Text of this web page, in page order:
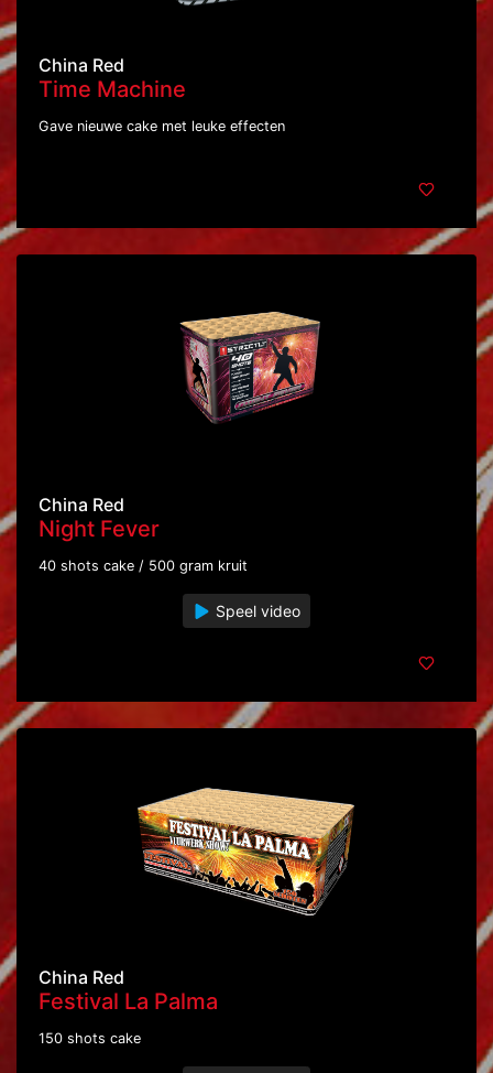
China Red
Time Machine
Gave nieuwe cake met leuke effecten
China Red
Night Fever
40 shots cake / 500 gram kruit
Speel video
China Red
Festival La Palma
150 shots cake